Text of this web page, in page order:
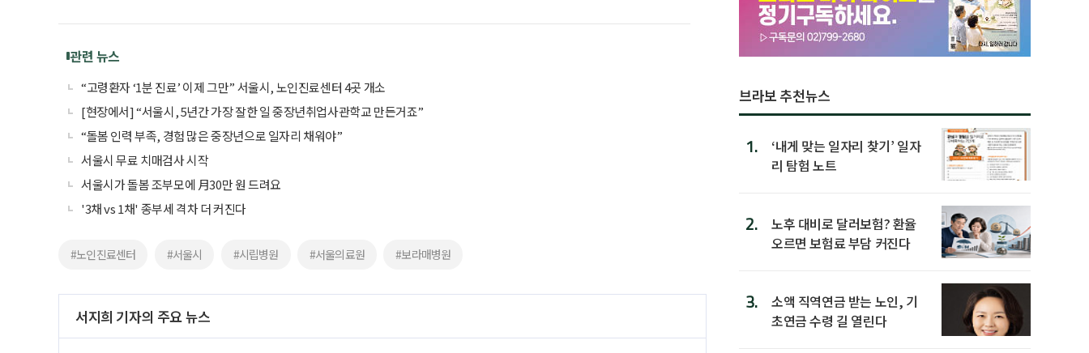
관련 뉴스
“고령환자 ‘1분 진료’ 이제 그만” 서울시, 노인진료센터 4곳 개소
[현장에서] “서울시, 5년간 가장 잘한 일 중장년취업사관학교 만든거죠”
“돌봄 인력 부족, 경험 많은 중장년으로 일자리 채워야”
서울시 무료 치매검사 시작
서울시가 돌봄 조부모에 月30만 원 드려요
'3채 vs 1채' 종부세 격차 더 커진다
#노인진료센터 #서울시 #시립병원 #서울의료원 #보라매병원
서지희 기자의 주요 뉴스
브라보 추천뉴스
1.
‘내게 맞는 일자리 찾기’ 일자
리 탐험 노트
2.
노후 대비로 달러보험? 환율
오르면 보험료 부담 커진다
3.
소액 직역연금 받는 노인, 기
초연금 수령 길 열린다